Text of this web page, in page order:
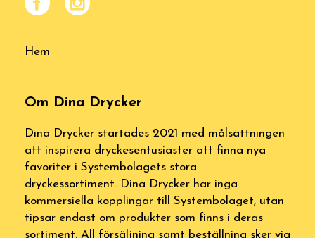
Hem
Om Dina Drycker
Dina Drycker startades 2021 med målsättningen
att inspirera dryckesentusiaster att finna nya
favoriter i Systembolagets stora
dryckessortiment. Dina Drycker har inga
kommersiella kopplingar till Systembolaget, utan
tipsar endast om produkter som finns i deras
sortiment. All försäljning samt beställning sker via